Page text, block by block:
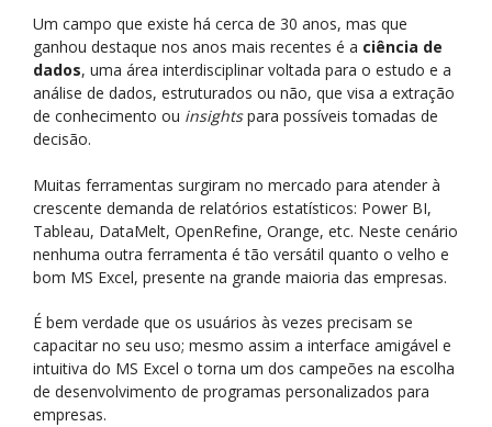
Um campo que existe há cerca de 30 anos, mas que
ganhou destaque nos anos mais recentes é a ciência de
dados, uma área interdisciplinar voltada para o estudo e a
análise de dados, estruturados ou não, que visa a extração
de conhecimento ou insightspara possíveis tomadas de
decisão.
Muitas ferramentas surgiram no mercado para atender à
crescente demanda de relatórios estatísticos: Power BI,
Tableau, DataMelt, OpenRefine, Orange, etc. Neste cenário
nenhuma outra ferramenta é tão versátil quanto o velho e
bom MS Excel, presente na grande maioria das empresas.
É bem verdade que os usuários às vezes precisam se
capacitar no seu uso; mesmo assim a interface amigável e
intuitiva do MS Excel o torna um dos campeões na escolha
de desenvolvimento de programas personalizados para
empresas.